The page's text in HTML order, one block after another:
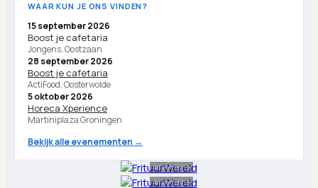
WAAR KUN JE ONS VINDEN?
15 september 2026
Boost je cafetaria
Jongens, Oostzaan
28 september 2026
Boost je cafetaria
ActiFood, Oosterwolde
5 oktober 2026
Horeca Xperience
Martiniplaza Groningen
Bekijk alle evenementen →
Advertentie
Advertentie